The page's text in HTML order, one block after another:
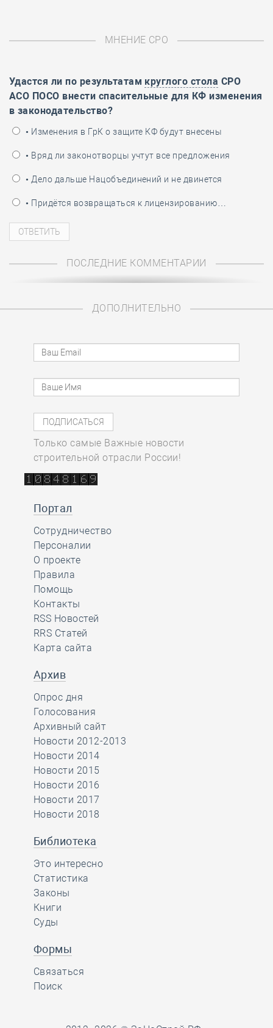
МНЕНИЕ СРО
Удастся ли по результатам круглого стола СРО
АСО ПОСО внести спасительные для КФ изменения
в законодательство?
• Изменения в ГрК о защите КФ будут внесены
• Вряд ли законотворцы учтут все предложения
• Дело дальше Нацобъединений и не двинется
• Придётся возвращаться к лицензированию…
ПОСЛЕДНИЕ КОММЕНТАРИИ
ДОПОЛНИТЕЛЬНО
Только самые Важные новости
строительной отрасли России!
Портал
Сотрудничество
Персоналии
О проекте
Правила
Помощь
Контакты
RSS Новостей
RRS Статей
Карта сайта
Архив
Опрос дня
Голосования
Архивный сайт
Новости 2012-2013
Новости 2014
Новости 2015
Новости 2016
Новости 2017
Новости 2018
Библиотека
Это интересно
Статистика
Законы
Книги
Суды
Формы
Связаться
Поиск